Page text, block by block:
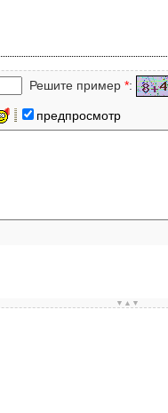
Решите пример *:
предпросмотр
▼▲▼